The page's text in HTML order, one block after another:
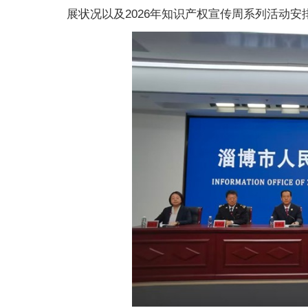
展状况以及2026年知识产权宣传周系列活动安